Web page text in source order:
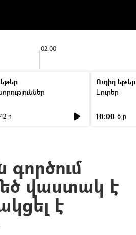
02:00
42 ր
Ուղիղ եթեր
Լուրեր
10:00 8 ր
վաստակ է
է